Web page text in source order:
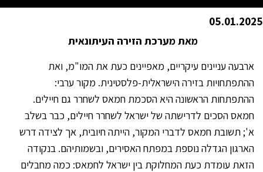
05.01.2025
מאת מערכת הזירה העיתונאית
ארבעה עניינים עיקריים, מאפיינים כעת את המו"מ, ואת
ההתפתחויות בזירה הישראלית-פלסטינית. מקור ערבי:
ההתפתחות הראשונה היא הסכמת חמאס לשחרר גם חיילים.
חמאס הסכים לדרישתה של ישראל לשחרר חיילים, כבר בשלב
א'; תשובת חמאס לדברי המקור, הייתה חיובית, אך לצידה דרש
הארגון הגדלה נוספת במפתח האסירים, ובשמותיהם. בנקודה
הזאת עומדת כעת המחלוקת בין ישראל לחמאס: כמה מחבלים